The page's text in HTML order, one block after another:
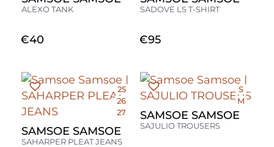
ALEXO TANK
€40
SADOVE LS T-SHIRT
€95
SAMSOE SAMSOE
SAHARPER PLEAT JEANS
25
26
27
29
SAMSOE SAMSOE
SAJULIO TROUSERS
S
M